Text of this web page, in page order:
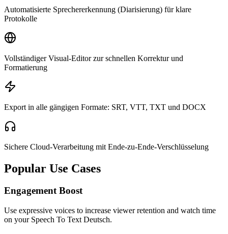
Automatisierte Sprechererkennung (Diarisierung) für klare
Protokolle
Vollständiger Visual-Editor zur schnellen Korrektur und
Formatierung
Export in alle gängigen Formate: SRT, VTT, TXT und DOCX
Sichere Cloud-Verarbeitung mit Ende-zu-Ende-Verschlüsselung
Popular Use Cases
Engagement Boost
Use expressive voices to increase viewer retention and watch time
on your Speech To Text Deutsch.